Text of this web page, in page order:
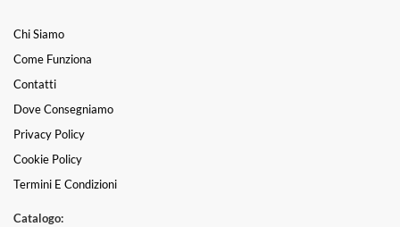
Chi Siamo
Come Funziona
Contatti
Dove Consegniamo
Privacy Policy
Cookie Policy
Termini E Condizioni
Catalogo: